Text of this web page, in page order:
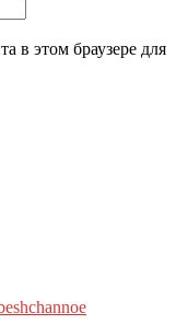
в этом браузере для